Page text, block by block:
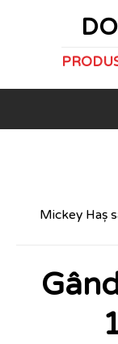
Mickey Haș